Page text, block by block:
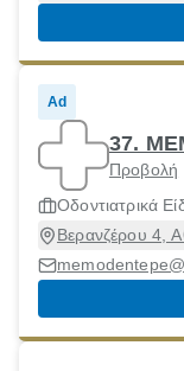
Ad
37.
Προβολή
Οδοντιατρικά
Βερανζέρου 4,